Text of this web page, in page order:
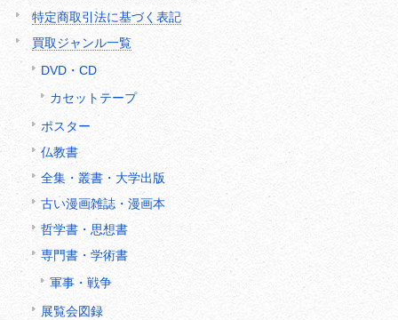
特定商取引法に基づく表記
買取ジャンル一覧
DVD・CD
カセットテープ
ポスター
仏教書
全集・叢書・大学出版
古い漫画雑誌・漫画本
哲学書・思想書
専門書・学術書
軍事・戦争
展覧会図録